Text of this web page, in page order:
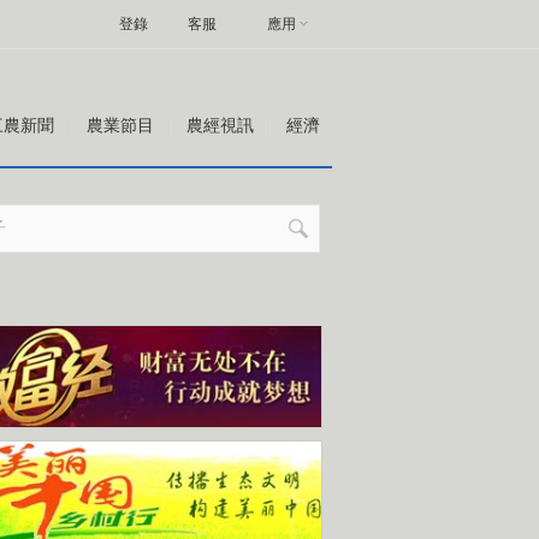
客服 應用
登錄
農新聞 農業節目 農經視訊 經濟